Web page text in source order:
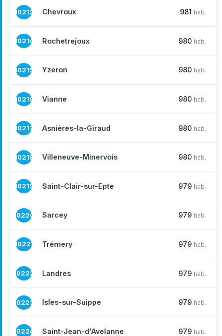
10213 Chevroux 981 hab.
10214 Rochetrejoux 980 hab.
10215 Yzeron 980 hab.
10216 Vianne 980 hab.
10217 Asnières-la-Giraud 980 hab.
10218 Villeneuve-Minervois 980 hab.
10219 Saint-Clair-sur-Epte 979 hab.
10220 Sarcey 979 hab.
10221 Trémery 979 hab.
10222 Landres 979 hab.
10223 Isles-sur-Suippe 979 hab.
10224 Saint-Jean-d'Avelanne 979 hab.